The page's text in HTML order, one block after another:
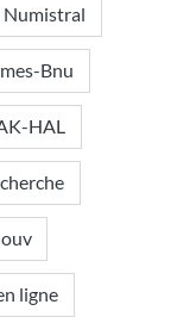
Numistral
Bnu
HAL
ligne